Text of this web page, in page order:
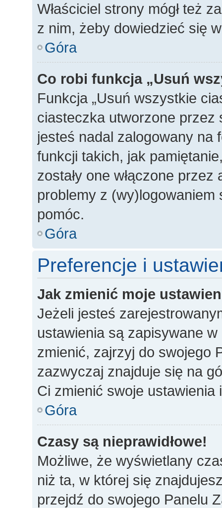
Właściciel strony mógł też
z nim, żeby dowiedzieć się
Góra
Co robi funkcja „Usuń
Funkcja „Usuń wszystkie
ciasteczka utworzone przez
jesteś nadal zalogowany na
funkcji takich, jak
zostały one włączone
problemy z
pomóc.
Góra
Preferencje i
Jak zmienić moje
Jeżeli jesteś
ustawienia są zapisywane
zmienić, zajrzyj do swojego
zazwyczaj znajduje się na
Ci zmienić swoje ustawienia
Góra
Czasy są nieprawidłowe!
Możliwe, że wyświetlany
niż ta, w której się
przejdź do swojego Panelu